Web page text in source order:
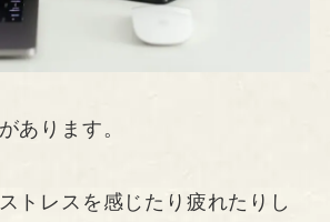
あります。
トレスを感じたり疲れたりし